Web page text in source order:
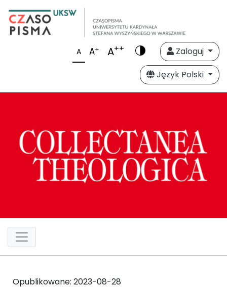
A A+ A++
Zaloguj
Język Polski
Opublikowane: 2023-08-28